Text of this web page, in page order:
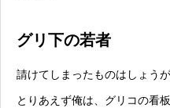
グリ下の若者
請けてしまったものはしょうが
とりあえず俺は、グリコの看